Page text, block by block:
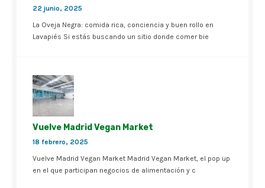
22 junio, 2025
La Oveja Negra: comida rica, conciencia y buen rollo en
Lavapiés Si estás buscando un sitio donde comer bie
Vuelve Madrid Vegan Market
18 febrero, 2025
Vuelve Madrid Vegan Market Madrid Vegan Market, el pop up
en el que participan negocios de alimentación y c